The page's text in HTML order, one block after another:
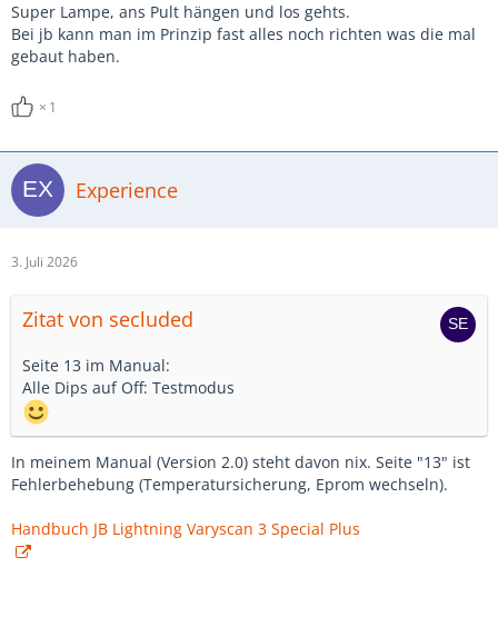
Super Lampe, ans Pult hängen und los gehts.
Bei jb kann man im Prinzip fast alles noch richten was die mal
gebaut haben.
1
Experience
3. Juli 2026
Zitat von secluded
Seite 13 im Manual:
Alle Dips auf Off: Testmodus
In meinem Manual (Version 2.0) steht davon nix. Seite "13" ist
Fehlerbehebung (Temperatursicherung, Eprom wechseln).
Handbuch JB Lightning Varyscan 3 Special Plus